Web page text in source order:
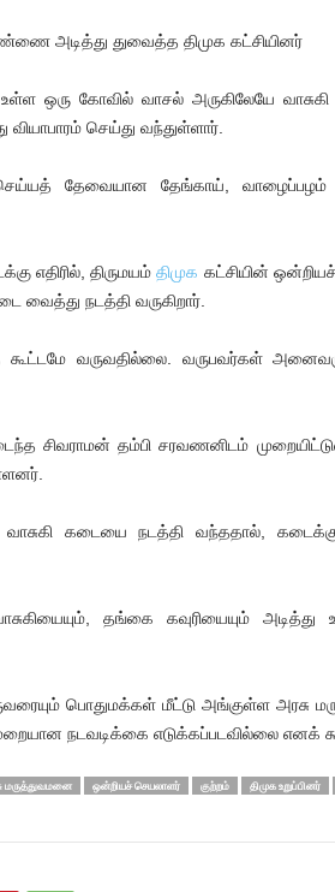
அடித்து துவைத்த திமுக கட்சியினர்
உள்ள ஒரு கோவில் வாசல் அருகிலேயே
செய்து வந்துள்ளார்.
தேவையான தேங்காய்,
எதிரில், திருமயம்திமுக கட்சியின்
வைத்து நடத்தி வருகிறார்.
கூட்டமே வருவதில்லை. வருபவர்கள்
சிவராமன் தம்பி சரவணனிடம்
கடையை நடத்தி வந்ததால்,
தங்கை கவுரியையும்
பொதுமக்கள் மீட்டு அங்குள்ள அரசு
நடவடிக்கை எடுக்கப்படவில்லை எனக்
மருத்துவமனை ஒன்றியச் செயலாளர் குற்றம் திமுக உறுப்பினர்